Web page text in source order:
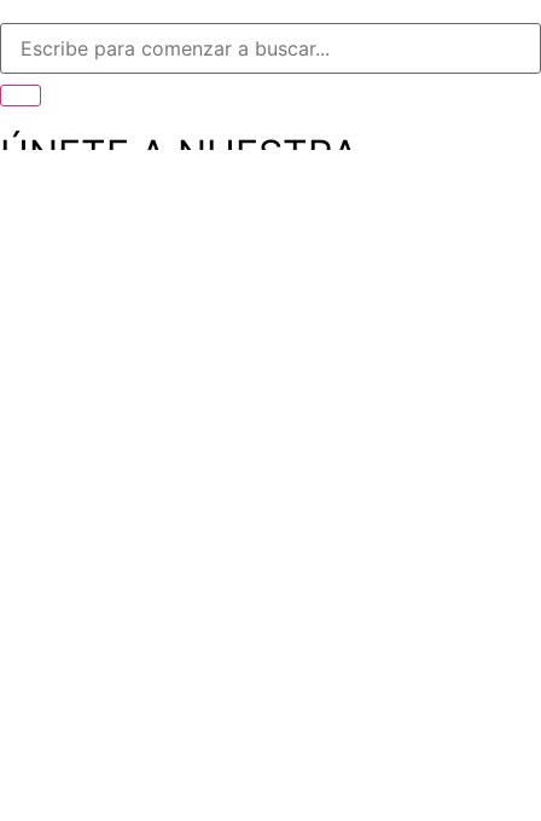
ÚNETE A NUESTRA